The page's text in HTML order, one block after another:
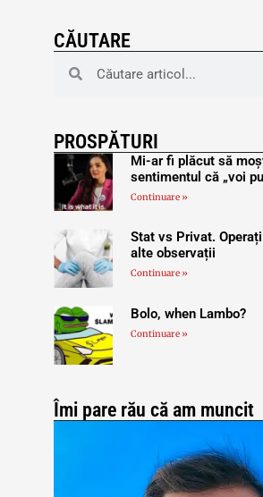
CĂUTARE
PROSPĂTURI
Mi-ar fi plăcut să
sentimentul că „voi
Continuare »
Stat vs Privat.
alte observații
Continuare »
Bolo, when Lambo?
Continuare »
Îmi pare rău că am muncit